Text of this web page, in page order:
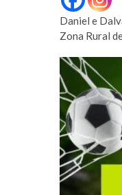
Daniel e
Zona Rural